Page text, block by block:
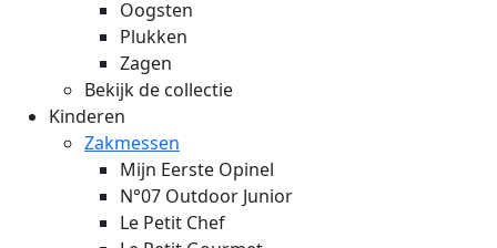
Oogsten
Plukken
Zagen
Bekijk de collectie
Kinderen
Zakmessen
Mijn Eerste Opinel
N°07 Outdoor Junior
Le Petit Chef